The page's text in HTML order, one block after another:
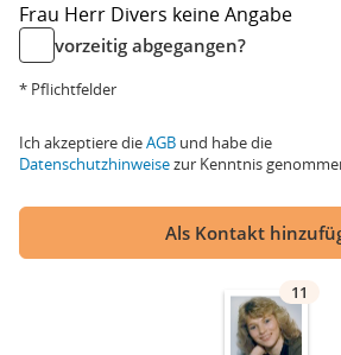
Frau Herr Divers keine Angabe
vorzeitig abgegangen?
* Pflichtfelder
Ich akzeptiere dieAGB und habe die
Datenschutzhinweisezur Kenntnis
Als Kontakt
11